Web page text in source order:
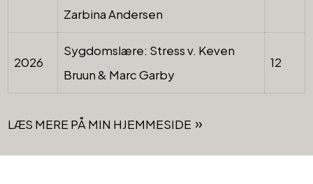
Zarbina Andersen
2026
Sygdomslære: Stress v. Keven
Bruun & Marc Garby
12
LÆS MERE PÅ MIN HJEMMESIDE